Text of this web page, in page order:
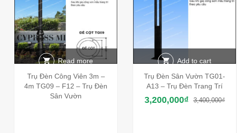
Read more
Trụ Đèn Công Viên 3m –
4m TG09 – F12 – Trụ Đèn
Sân Vườn
Add to cart
Trụ Đèn Sân Vườn TG01-
A13 – Trụ Đèn Trang Trí
3,400,000₫
3,200,000₫